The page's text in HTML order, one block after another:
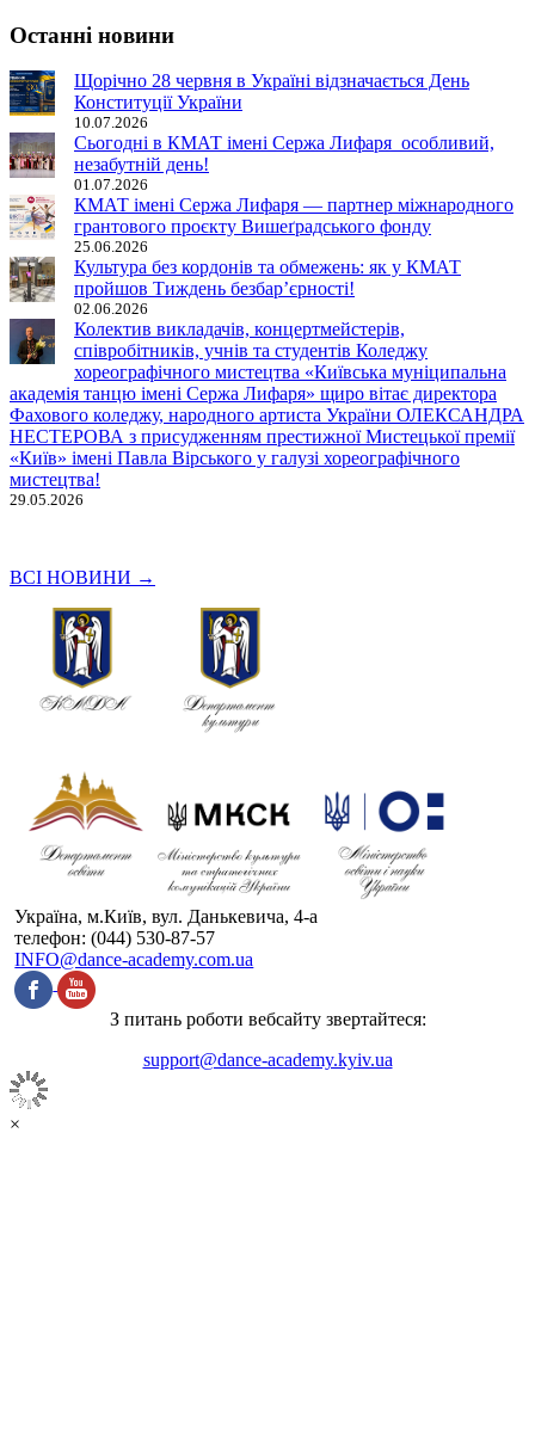
Останні новини
Щорічно 28 червня в Україні відзначається День
Конституції України
10.07.2026
Сьогодні в КМАТ імені Сержа Лифаря особливий,
незабутній день!
01.07.2026
КМАТ імені Сержа Лифаря — партнер міжнародного
грантового проєкту Вишеґрадського фонду
25.06.2026
Культура без кордонів та обмежень: як у КМАТ
пройшов Тиждень безбар’єрності!
02.06.2026
Колектив викладачів, концертмейстерів,
співробітників, учнів та студентів Коледжу
хореографічного мистецтва «Київська муніципальна
академія танцю імені Сержа Лифаря» щиро вітає директора
Фахового коледжу, народного артиста України ОЛЕКСАНДРА
НЕСТЕРОВА з присудженням престижної Мистецької премії
«Київ» імені Павла Вірського у галузі хореографічного
мистецтва!
29.05.2026
ВСІ НОВИНИ →
Україна, м.Київ, вул. Данькевича, 4-а
телефон: (044) 530-87-57
INFO@dance-academy.com.ua
З питань роботи вебсайту звертайтеся:
support@dance-academy.kyiv.ua
×